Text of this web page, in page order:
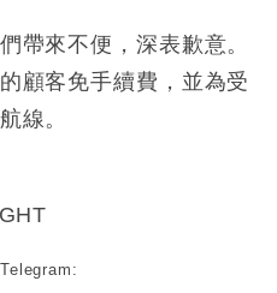
帶來不便，深表歉意。
顧客免手續費，並為受
線。